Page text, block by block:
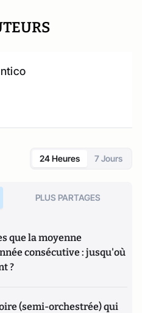
24 Heures 7 Jours
PLUS PARTAGES
que la moyenne
consécutive : jusqu'où
?
(semi-orchestrée) qui